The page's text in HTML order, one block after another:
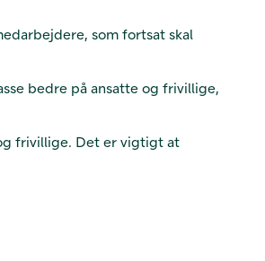
som fortsat skal
bedre på ansatte og frivillige,
frivillige. Det er vigtigt at